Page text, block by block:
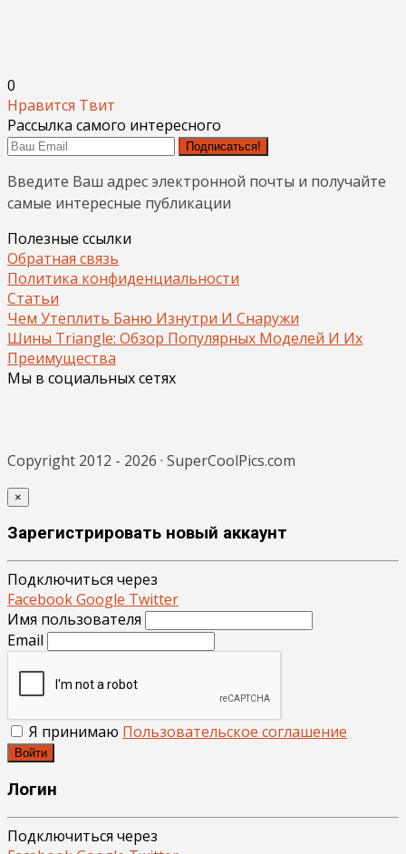
0
Нравится Твит
Рассылка самого интересного
Подписаться!
Введите Ваш адрес электронной почты и получайте
самые интересные публикации
Полезные ссылки
Обратная связь
Политика конфиденциальности
Статьи
Чем Утеплить Баню Изнутри И Снаружи
Шины Triangle: Обзор Популярных Моделей И Их
Преимущества
Мы в социальных сетях
Copyright 2012 - 2026 · SuperCoolPics.com
×
Зарегистрировать новый аккаунт
Подключиться через
FacebookGoogle Twitter
Имя пользователя
Email
Я принимаю Пользовательское соглашение
Войти
Логин
Подключиться через